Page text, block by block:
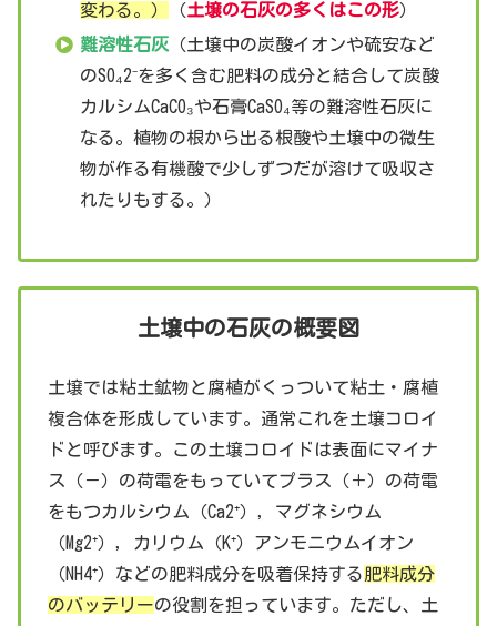
変わる。）
（土壌の石灰の多くはこの形）
難溶性石灰 （土壌中の炭酸イオンや硫安など
のSO₄2⁻を多く含む肥料の成分と結合して炭酸
カルシムCaCO₃や石膏CaSO₄等の難溶性石灰に
なる。植物の根から出る根酸や土壌中の微生
物が作る有機酸で少しずつだが溶けて吸収さ
れたりもする。）
土壌中の石灰の概要図
土壌では粘土鉱物と腐植がくっついて粘土・腐植
複合体を形成しています。通常これを土壌コロイ
ドと呼びます。この土壌コロイドは表面にマイナ
ス（－）の荷電をもっていてプラス（＋）の荷電
をもつカルシウム（Ca2⁺），マグネシウム
（Mg2⁺），カリウム（K⁺）アンモニウムイオン
（NH4⁺）などの肥料成分を吸着保持する肥料成分
のバッテリーの役割を担っています。ただし、土